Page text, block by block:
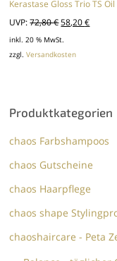
Kerastase Gloss Trio TS
UVP: 72,80€ Ursprünglicher
Preis
war:
58,20€
inkl. 20 % MwSt.
zzgl.Versandkosten
Produktkategorien
chaos Farbshampoos
chaos Gutscheine
chaos Haarpflege
chaos shape
chaoshaircare - Peta